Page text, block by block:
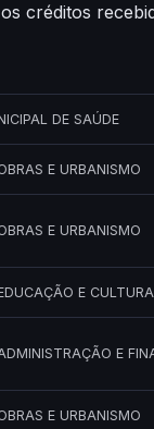
créditos
DE SAÚDE
E URBANISMO
E URBANISMO
E CULTURA
E
E URBANISMO